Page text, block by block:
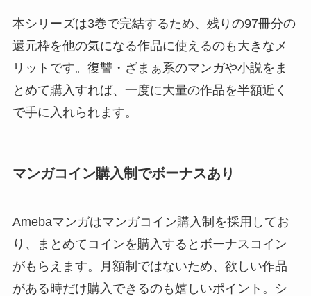
本シリーズは3巻で完結するため、残りの97冊分の
還元枠を他の気になる作品に使えるのも大きなメ
リットです。復讐・ざまぁ系のマンガや小説をま
とめて購入すれば、一度に大量の作品を半額近く
で手に入れられます。
マンガコイン購入制でボーナスあり
Amebaマンガはマンガコイン購入制を採用してお
り、まとめてコインを購入するとボーナスコイン
がもらえます。月額制ではないため、欲しい作品
がある時だけ購入できるのも嬉しいポイント。シ